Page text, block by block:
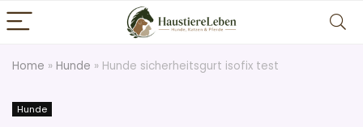
Home » Hunde » Hunde sicherheitsgurt isofix test
Hunde